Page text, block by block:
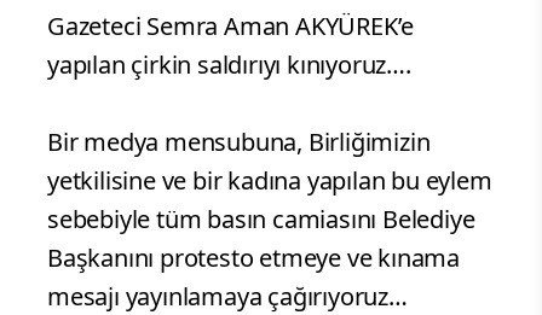
Gazeteci Semra Aman AKYÜREK’e
yapılan çirkin saldırıyı kınıyoruz….
Bir medya mensubuna, Birliğimizin
yetkilisine ve bir kadına yapılan bu eylem
sebebiyle tüm basın camiasını Belediye
Başkanını protesto etmeye ve kınama
mesajı yayınlamaya çağırıyoruz…